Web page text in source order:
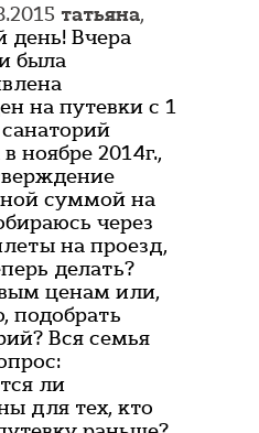
татьяна,
день! Вчера
была
на путевки с 1
ноябре 2014г.,
суммой на
через
на проезд,
делать?
ценам или,
подобрать
Вся семья
ли
для тех, кто